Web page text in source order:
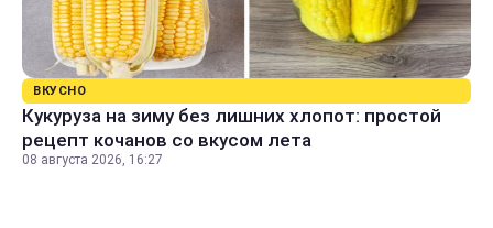
ВКУСНО
Кукуруза на зиму без лишних хлопот: простой
рецепт кочанов со вкусом лета
08 августа 2026, 16:27